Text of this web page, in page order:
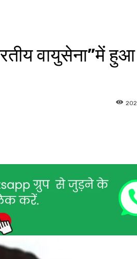
वायुसेना”में हुआ
202